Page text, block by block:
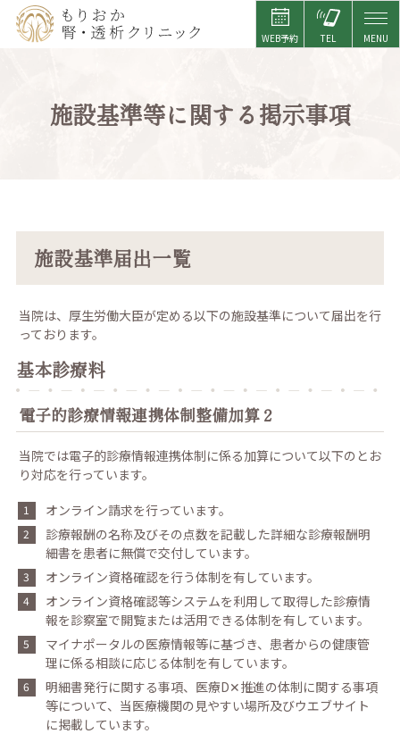
院長紹介
無料送迎サービス
透析通院希望の方へ
アクセス
お問い合わせ
サイトポリシー
プライバシーポリシー
施設基準等に関する掲示事項
施設基準届出一覧
当院は、厚生労働大臣が定める以下の施設基準について届出を行
っております。
基本診療料
電子的診療情報連携体制整備加算２
当院では電子的診療情報連携体制に係る加算について以下のとお
り対応を行っています。
オンライン請求を行っています。
診療報酬の名称及びその点数を記載した詳細な診療報酬明
細書を患者に無償で交付しています。
オンライン資格確認を行う体制を有しています。
オンライン資格確認等システムを利用して取得した診療情
報を診察室で開覧または活用できる体制を有しています。
マイナポータルの医療情報等に基づき、患者からの健康管
理に係る相談に応じる体制を有しています。
明細書発行に関する事項、医療D✕推進の体制に関する事項
等について、当医療機関の見やすい場所及びウエブサイト
に掲載しています。